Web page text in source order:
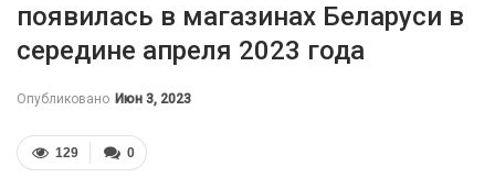
появилась в магазинах Беларуси в
середине апреля 2023 года
Опубликовано Июн 3, 2023
0
129